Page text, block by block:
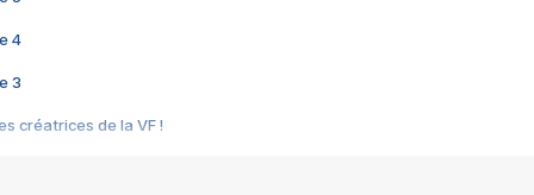
4
3
créatrices de la VF !